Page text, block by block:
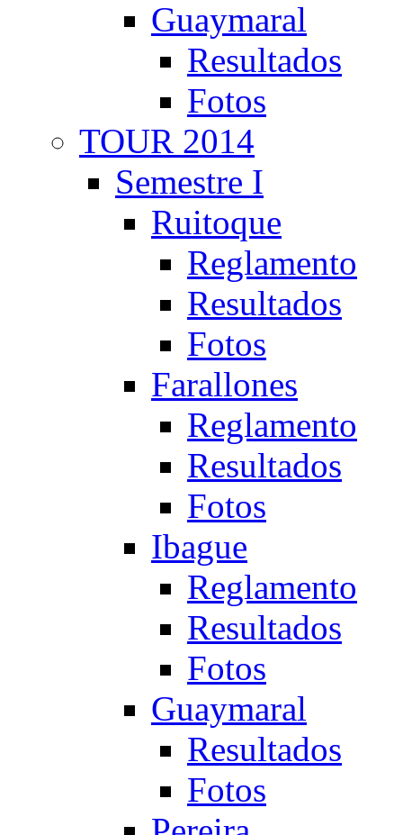
Guaymaral
Resultados
Fotos
TOUR 2014
Semestre I
Ruitoque
Reglamento
Resultados
Fotos
Farallones
Reglamento
Resultados
Fotos
Ibague
Reglamento
Resultados
Fotos
Guaymaral
Resultados
Fotos